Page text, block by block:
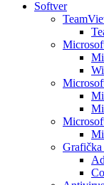
Softver
Grafička